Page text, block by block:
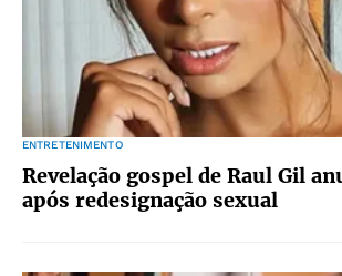
ENTRETENIMENTO
Revelação gospel de Raul Gil
após redesignação sexual